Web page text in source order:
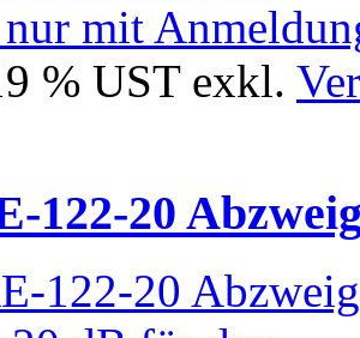
nur mit
% UST exkl.
122-20